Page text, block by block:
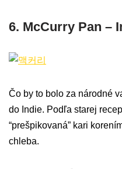
6. McCurry Pan –
Čo by to bolo za národné
do Indie. Podľa starej
“prešpikovaná” kari
chleba.